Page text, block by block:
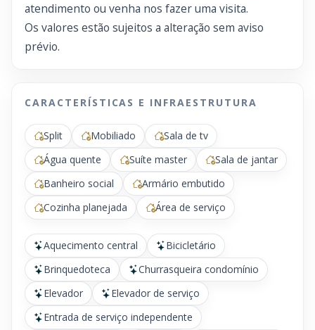
atendimento ou venha nos fazer uma visita.
Os valores estão sujeitos a alteração sem aviso
prévio.
CARACTERÍSTICAS E INFRAESTRUTURA
Split Mobiliado
Sala de tv
Água quente
Suíte master
Sala de jantar
Banheiro social
Armário embutido
Cozinha planejada
Área de serviço
Aquecimento central
Bicicletário
Brinquedoteca
Churrasqueira condomínio
Elevador
Elevador de serviço
Entrada de serviço independente